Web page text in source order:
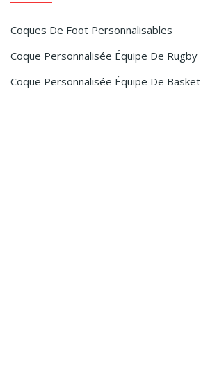
Coques De Foot Personnalisables
Coque Personnalisée Équipe De Rugby
Coque Personnalisée Équipe De Basket